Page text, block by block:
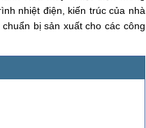
nhiệt điện, kiến trúc của nhà
bị sản xuất cho các công